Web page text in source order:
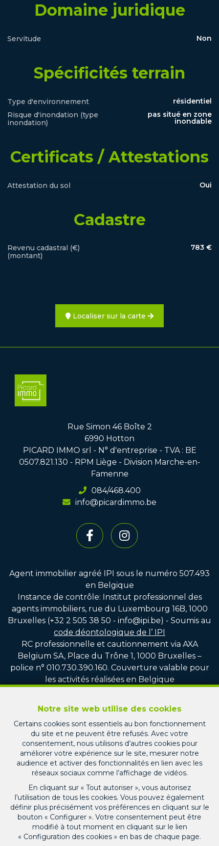
Domaine juridique
Servitude Non
Spécificités terrain
Type d'environnement
résidentiel
Risque d'inondation (type
inondation)
pas situé en zone
inondable
Certificats / Attestations
Attestation du sol Oui
Cadastre
Revenu cadastral (€)
(montant)
783 €
Localiser sur la carte
Notre site web utilise des cookies
Certains cookies sont essentiels au bon fonctionnement
du site et ne peuvent être refusés. Avec votre
consentement, nous utilisons d’autres cookies pour
améliorer votre expérience sur le site, mesurer notre
audience et activer des fonctionnalités en lien avec les
réseaux sociaux comme l’affichage de vidéos.
En cliquant sur « Tout autoriser », vous autorisez
l’utilisation de tous les cookies. Vous pouvez également
définir plus précisément vos préférences en cliquant sur le
bouton « Configurer ». Votre consentement peut être
modifié à tout moment en cliquant sur le lien
« Configuration des cookies » en bas de chaque page.
Rue Simon 46 Boîte 2
6990 Hotton
PICARD IMMO srl - N° d'entreprise - TVA : BE
0507.821.130 - RPM Liège - Division Marche-en-
Famenne
084/468.400
info@picardimmo.be
Agent immobilier agréé IPI sous le numéro 507.493
en Belgique
Instance de contrôle: Institut professionnel des
agents immobiliers, rue du Luxembourg 16B, 1000
Bruxelles (+32 2 505 38 50 - info@ipi.be) - Soumis au
code déontologique de l’ IPI
RC professionnelle et cautionnement via AXA
Belgium SA, Place du Trône 1, 1000 Bruxelles –
police n° 010.730.390.160. Couverture valable pour
les activités réalisées en Belgique
la loi sur le blanchiment d’argent au sein de la srl
PICARD IMMO : Monsieur Jean-Christophe PICARD
Compte tiers vente : CBC BE75 7320 8100 4751
Compte tiers location : CBC BE22 7320 3713 1247
Compte tiers gestion locative : CBC BE60 7320 7511
Conditions générales d'utilisation du site
Charte de la protection de la vie privée